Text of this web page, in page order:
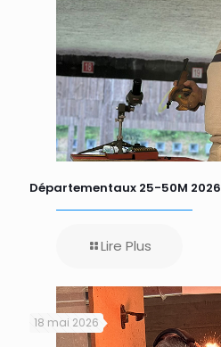
Départementaux 25-50M 2026
Lire Plus
18 mai 2026